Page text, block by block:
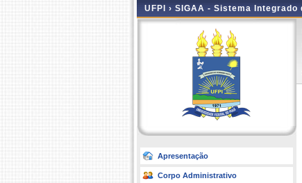
UFPI › SIGAA - Sistema
Apresentação
Corpo Administrativo